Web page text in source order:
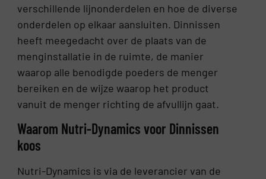
verschillende lijnonderdelen en hoe de diverse
onderdelen op elkaar aansluiten. Dinnissen
heeft meegedacht over de plaats van de
menginstallatie in de ruimte, de manier
waarop alle benodigde poeders de menger
bereiken en de wijze waarop het product
vanuit de menger richting de afvullijn gaat.
Waarom Nutri-Dynamics voor Dinnissen
koos
Nutri-Dynamics is via de leverancier van de